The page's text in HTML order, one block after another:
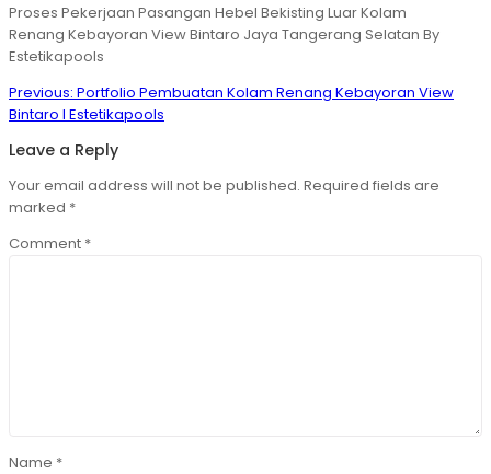
Proses Pekerjaan Pasangan Hebel Bekisting Luar Kolam
Renang Kebayoran View Bintaro Jaya Tangerang Selatan By
Estetikapools
Post
navigation
Previous: Previous
post:
Portfolio Pembuatan Kolam Renang Kebayoran View
Bintaro I Estetikapools
Leave a Reply
Your email address will not be published. Required fields are
marked *
Comment *
Name *